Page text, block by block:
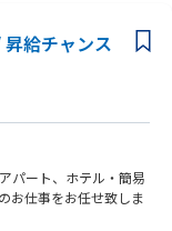
日や夏季休暇など合わ
自が裁量を持って働
月平均20時間以下とな
工程を立て業務を行っ
各種手当も充実してい
給チャンス
パート、ホテル・簡易
お仕事をお任せ致しま